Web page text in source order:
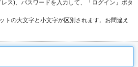
ス)、パスワードを入力して、「ログイン」ボタ
トの大文字と小文字が区別されます。お間違え